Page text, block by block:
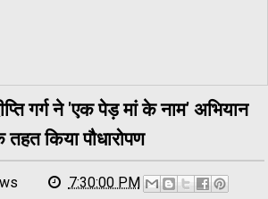
गर्ग ने 'एक पेड़ मां के नाम' अभियान
किया पौधारोपण
7:30:00 PM